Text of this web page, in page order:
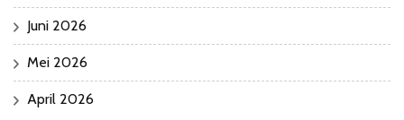
Juni 2026
Mei 2026
April 2026